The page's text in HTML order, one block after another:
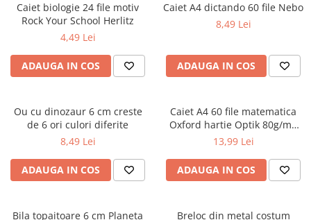
Cărți
Cărți pentru copii
Cărți ilustrate și interactive
Materiale educaționale
Benzi desenate
Hobby și activități pentru copii
Educație și carte școlară
Culegeri și materiale auxiliare
Caiet biologie 24 file motiv
Rock Your School Herlitz
4,49 Lei
ADAUGA IN COS
Caiet A4 dictando 60 file Nebo
8,49 Lei
ADAUGA IN COS
Ou cu dinozaur 6 cm creste
de 6 ori culori diferite
8,49 Lei
ADAUGA IN COS
Caiet A4 60 file matematica
Oxford hartie Optik 80g/mp
motiv Touch Pastel
13,99 Lei
ADAUGA IN COS
Bila topaitoare 6 cm Planeta
Breloc din metal costum